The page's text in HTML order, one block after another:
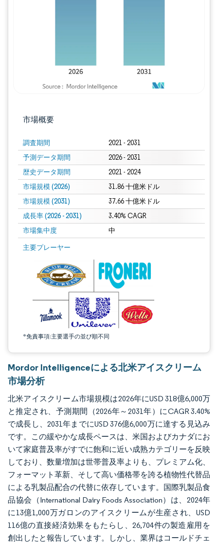
市場概要
調査期間 2021 - 2031
予測データ期間 2026 - 2031
歴史データ期間 2021 - 2024
市場規模 (2026) 31.86 十億米ドル
市場規模 (2031) 37.66 十億米ドル
成長率 (2026 - 2031) 3.40% CAGR
市場集中度 中
主要プレーヤー
*免責事項:主要選手の並び順不同
画像 © Mordor Intelligence。再利用にはCC BY 4.0の表示が必要です。
Mordor Intelligenceによる北米アイスクリーム
市場分析
北米アイスクリーム市場規模は2026年にUSD 318億6,000万
と推定され、予測期間（2026年～2031年）にCAGR 3.40%
で成長し、2031年までにUSD 376億6,000万に達する見込み
です。この緩やかな成長ペースは、米国およびカナダにお
いて家庭普及率がすでに飽和に近い成熟カテゴリーを反映
しており、数量増加は世帯普及率よりも、プレミアム化、
フォーマット革新、そして高い価格帯を誇る植物性代替品
による乳製品配合の代替に依存しています。国際乳製品食
品協会（International Dairy Foods Association）は、2024年
に13億1,000万ガロンのアイスクリームが生産され、USD
116億の直接経済効果をもたらし、26,704件の製造雇用を
創出したと報告しています。しかし、業界はコールドチェ